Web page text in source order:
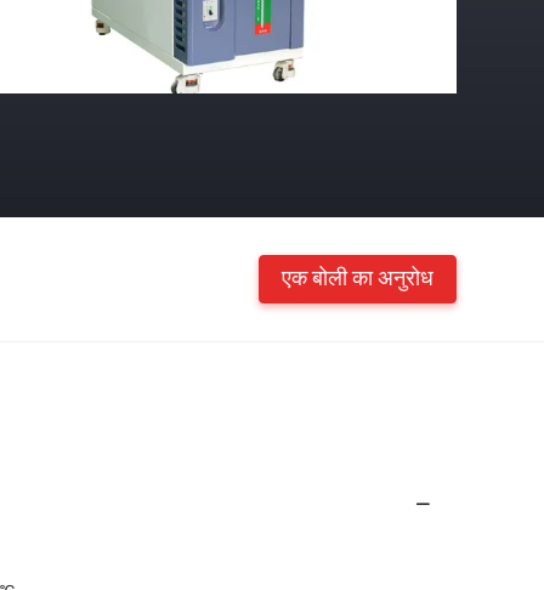
एक बोली का अनुरोध